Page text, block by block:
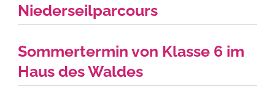
Niederseilparcours
Sommertermin von Klasse 6 im
Haus des Waldes